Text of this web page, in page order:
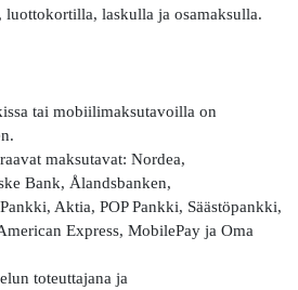
laskulla ja osamaksulla.
tai mobiilimaksutavoilla on
maksutavat: Nordea,
Bank, Ålandsbanken,
Aktia, POP Pankki, Säästöpankki,
Express, MobilePay ja Oma
toteuttajana ja